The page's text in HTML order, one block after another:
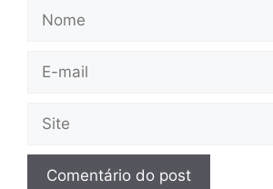
Nome
E-
Site